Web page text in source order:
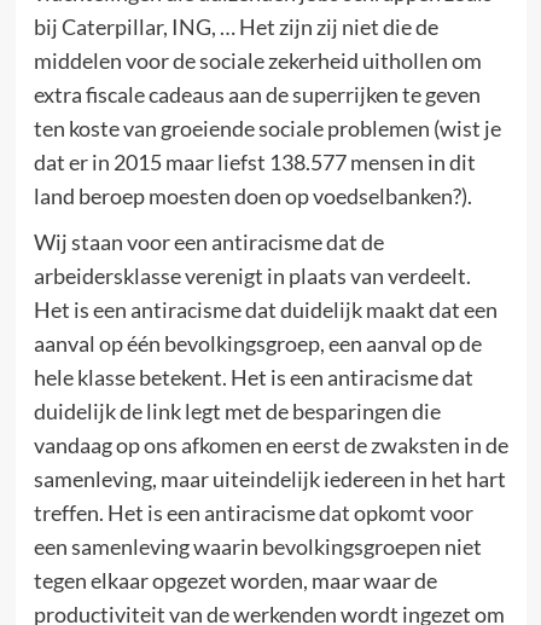
bij Caterpillar, ING, … Het zijn zij niet die de
middelen voor de sociale zekerheid uithollen om
extra fiscale cadeaus aan de superrijken te geven
ten koste van groeiende sociale problemen (wist je
dat er in 2015 maar liefst 138.577 mensen in dit
land beroep moesten doen op voedselbanken?).
Wij staan voor een antiracisme dat de
arbeidersklasse verenigt in plaats van verdeelt.
Het is een antiracisme dat duidelijk maakt dat een
aanval op één bevolkingsgroep, een aanval op de
hele klasse betekent. Het is een antiracisme dat
duidelijk de link legt met de besparingen die
vandaag op ons afkomen en eerst de zwaksten in de
samenleving, maar uiteindelijk iedereen in het hart
treffen. Het is een antiracisme dat opkomt voor
een samenleving waarin bevolkingsgroepen niet
tegen elkaar opgezet worden, maar waar de
productiviteit van de werkenden wordt ingezet om